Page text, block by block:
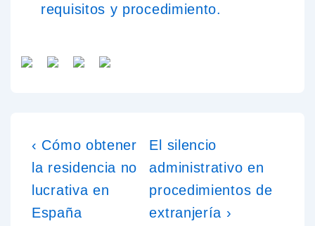
requisitos y procedimiento.
‹ Cómo obtener
la residencia no
lucrativa en
España
El silencio
administrativo en
procedimientos de
extranjería ›